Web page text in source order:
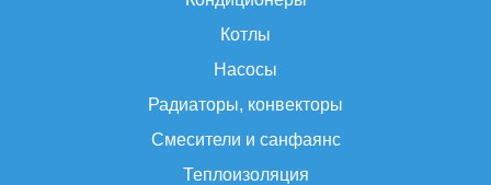
Котлы
Насосы
Радиаторы, конвекторы
Смесители и санфаянс
Теплоизоляция